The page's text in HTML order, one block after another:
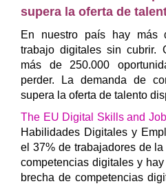
supera la oferta de
En nuestro país hay más
trabajo digitales sin cubrir.
más de 250.000
perder. La demanda de
supera la oferta de talento
The EU Digital Skills and
Habilidades Digitales y
el 37% de trabajadores de
competencias digitales y
brecha de competencias